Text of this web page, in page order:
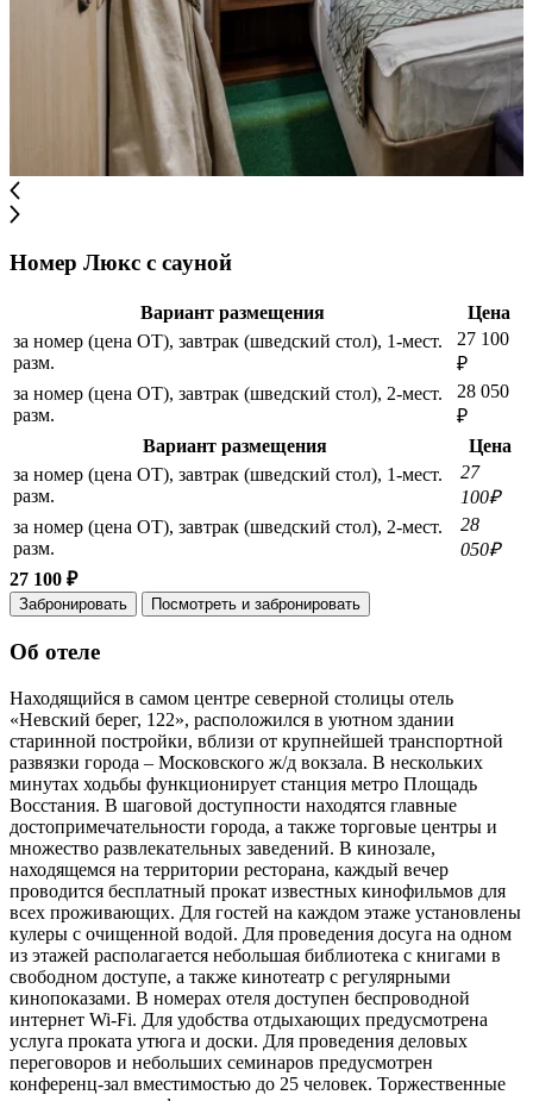
Номер Люкс с сауной
Вариант размещения
Цена
за номер (цена ОТ), завтрак (шведский стол), 1-мест.
разм.
27 100
₽
за номер (цена ОТ), завтрак (шведский стол), 2-мест.
разм.
28 050
₽
Вариант размещения
Цена
за номер (цена ОТ), завтрак (шведский стол), 1-мест.
разм.
27
100₽
за номер (цена ОТ), завтрак (шведский стол), 2-мест.
разм.
28
050₽
27 100 ₽
Забронировать Посмотреть и забронировать
Об отеле
Находящийся в самом центре северной столицы отель
«Невский берег, 122», расположился в уютном здании
старинной постройки, вблизи от крупнейшей транспортной
развязки города – Московского ж/д вокзала. В нескольких
минутах ходьбы функционирует станция метро Площадь
Восстания. В шаговой доступности находятся главные
достопримечательности города, а также торговые центры и
множество развлекательных заведений. В кинозале,
находящемся на территории ресторана, каждый вечер
проводится бесплатный прокат известных кинофильмов для
всех проживающих. Для гостей на каждом этаже установлены
кулеры с очищенной водой. Для проведения досуга на одном
из этажей располагается небольшая библиотека с книгами в
свободном доступе, а также кинотеатр с регулярными
кинопоказами. В номерах отеля доступен беспроводной
интернет Wi-Fi. Для удобства отдыхающих предусмотрена
услуга проката утюга и доски. Для проведения деловых
переговоров и небольших семинаров предусмотрен
конференц-зал вместимостью до 25 человек. Торжественные